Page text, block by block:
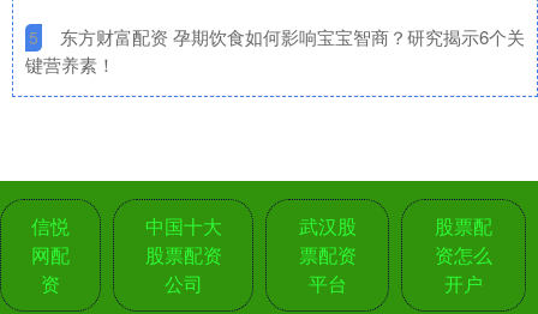
5
​东方财富配资 孕期饮食如何影响宝宝智商？研究揭示6个关
键营养素！
信悦
网配
资
中国十大
股票配资
公司
武汉股
票配资
平台
股票配
资怎么
开户